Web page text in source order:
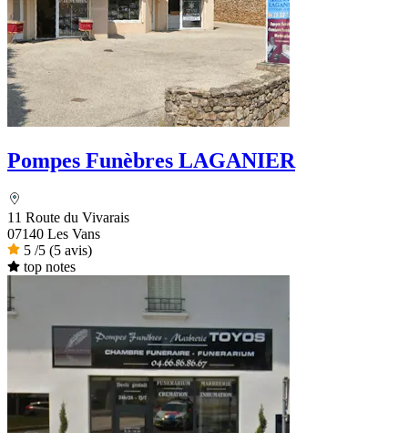
Pompes Funèbres LAGANIER
11 Route du Vivarais
07140 Les Vans
5 /5 (5 avis)
top notes